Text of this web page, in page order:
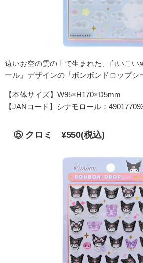
遠いお空の雲の上で生まれた、白いこい
ール』デザインの「ボンボンドロップシ
【本体サイズ】W95×H170×D5mm
【JANコード】シナモロール：
⑤ クロミ ¥550(税込)